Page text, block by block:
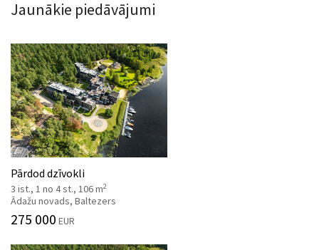
Jaunākie piedāvājumi
Pārdod dzīvokli
3 ist., 1 no 4 st., 106 m2
Ādažu novads, Baltezers
275 000 EUR